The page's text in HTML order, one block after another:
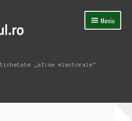
Meniu
„afise electorale”